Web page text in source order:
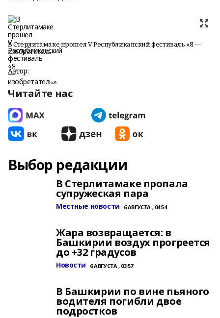
В Стерлитамаке прошел V Республиканский фестиваль «Я —
изобретатель»
Автор:
Читайте нас
Выбор редакции
В Стерлитамаке пропала
супружеская пара
Местные новости 6 АВГУСТА , 04:54
Жара возвращается: в
Башкирии воздух прогреется
до +32 градусов
Новости 6 АВГУСТА , 03:57
В Башкирии по вине пьяного
водителя погибли двое
подростков